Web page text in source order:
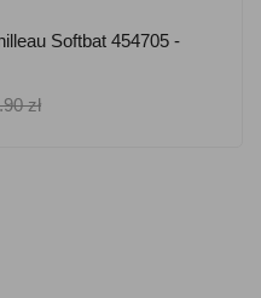
Softbat 454705 -
zł